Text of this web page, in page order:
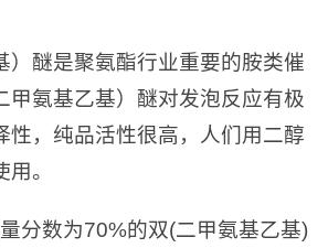
）醚是聚氨酯行业重要的胺类催
甲氨基乙基）醚对发泡反应有极
性，纯品活性很高，人们用二醇
。
分数为70%的双(二甲氨基乙基)